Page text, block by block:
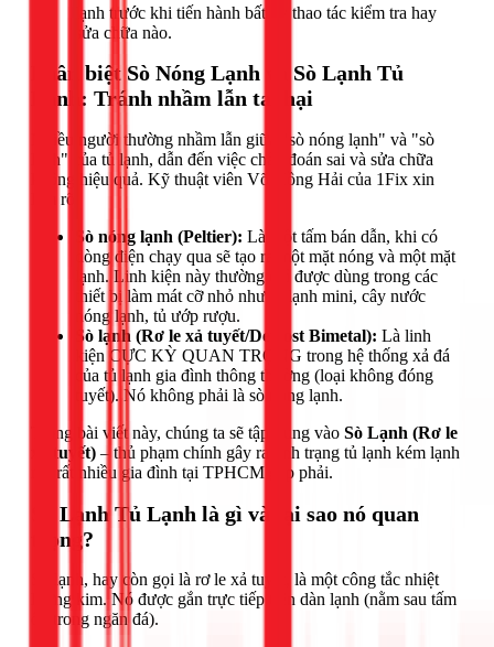
lạnh trước khi tiến hành bất kỳ thao tác kiểm tra hay
sửa chữa nào.
Phân biệt Sò Nóng Lạnh và Sò Lạnh Tủ
Lạnh: Tránh nhầm lẫn tai hại
Nhiều người thường nhầm lẫn giữa "sò nóng lạnh" và "sò
lạnh" của tủ lạnh, dẫn đến việc chẩn đoán sai và sửa chữa
không hiệu quả. Kỹ thuật viên Võ Hồng Hải của 1Fix xin
làm rõ:
Sò nóng lạnh (Peltier): Là một tấm bán dẫn, khi có
dòng điện chạy qua sẽ tạo ra một mặt nóng và một mặt
lạnh. Linh kiện này thường chỉ được dùng trong các
thiết bị làm mát cỡ nhỏ như tủ lạnh mini, cây nước
nóng lạnh, tủ ướp rượu.
Sò lạnh (Rơ le xả tuyết/Defrost Bimetal): Là linh
kiện CỰC KỲ QUAN TRỌNG trong hệ thống xả đá
của tủ lạnh gia đình thông thường (loại không đóng
tuyết). Nó không phải là sò nóng lạnh.
Trong bài viết này, chúng ta sẽ tập trung vào Sò Lạnh (Rơ le
xả tuyết) – thủ phạm chính gây ra tình trạng tủ lạnh kém lạnh
mà rất nhiều gia đình tại TPHCM gặp phải.
Sò Lạnh Tủ Lạnh là gì và tại sao nó quan
trọng?
Sò lạnh, hay còn gọi là rơ le xả tuyết, là một công tắc nhiệt
lưỡng kim. Nó được gắn trực tiếp trên dàn lạnh (nằm sau tấm
ốp trong ngăn đá).